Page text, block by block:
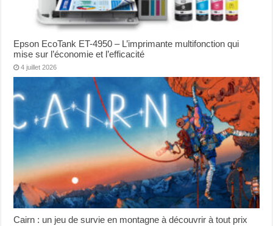
Epson EcoTank ET-4950 – L’imprimante multifonction qui
mise sur l’économie et l’efficacité
4 juillet 2026
Cairn : un jeu de survie en montagne à découvrir à tout prix